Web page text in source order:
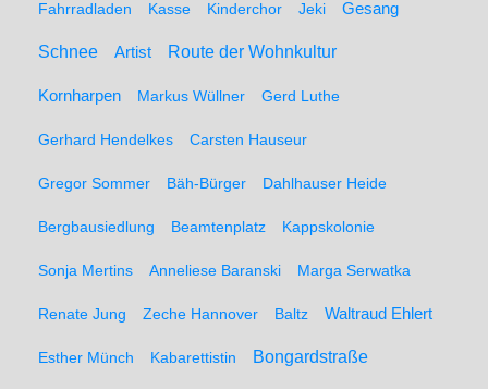
Fahrradladen Kasse Kinderchor Jeki Gesang
Schnee Artist Route der Wohnkultur
Kornharpen Markus Wüllner Gerd Luthe
Gerhard Hendelkes Carsten Hauseur
Gregor Sommer Bäh-Bürger Dahlhauser Heide
Bergbausiedlung Beamtenplatz Kappskolonie
Sonja Mertins Anneliese Baranski Marga Serwatka
Renate Jung Zeche Hannover Baltz Waltraud Ehlert
Esther Münch Kabarettistin Bongardstraße